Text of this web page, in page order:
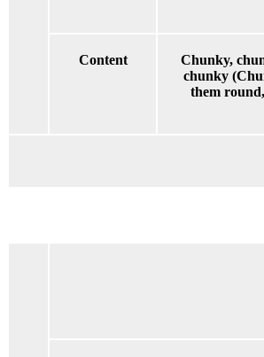
Content
Chunky,
chunky
them